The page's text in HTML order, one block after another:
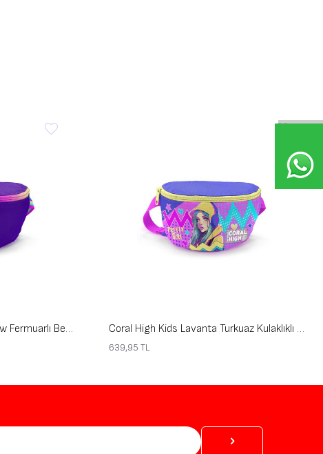
Coral High Kids Mor Rainbow Fermuarlı Bel Çantası 11554 Coral High Kids Lavanta Turkuaz Kulaklıklı Kız Desenli Bel Çantası 11553
639,95 TL